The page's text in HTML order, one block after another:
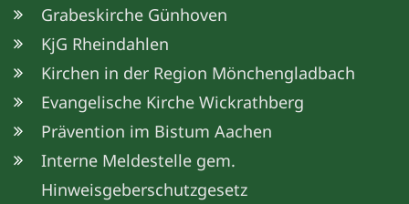
Grabeskirche Günhoven
KjG Rheindahlen
Kirchen in der Region Mönchengladbach
Evangelische Kirche Wickrathberg
Prävention im Bistum Aachen
Interne Meldestelle gem.
Hinweisgeberschutzgesetz